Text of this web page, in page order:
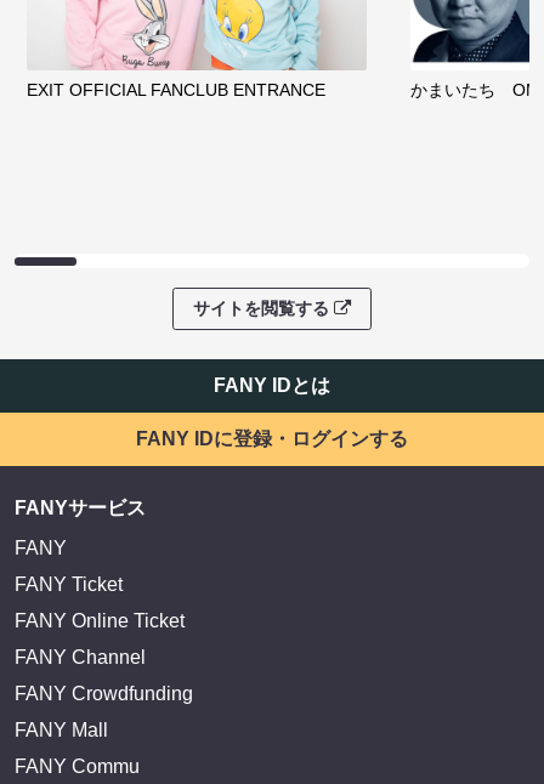
EXIT OFFICIAL FANCLUB ENTRANCE かまいたち
サイトを閲覧する
FANY IDとは
FANY IDに登録・ログインする
FANYサービス
FANY
FANY Ticket
FANY Online Ticket
FANY Channel
FANY Crowdfunding
FANY Mall
FANY Commu